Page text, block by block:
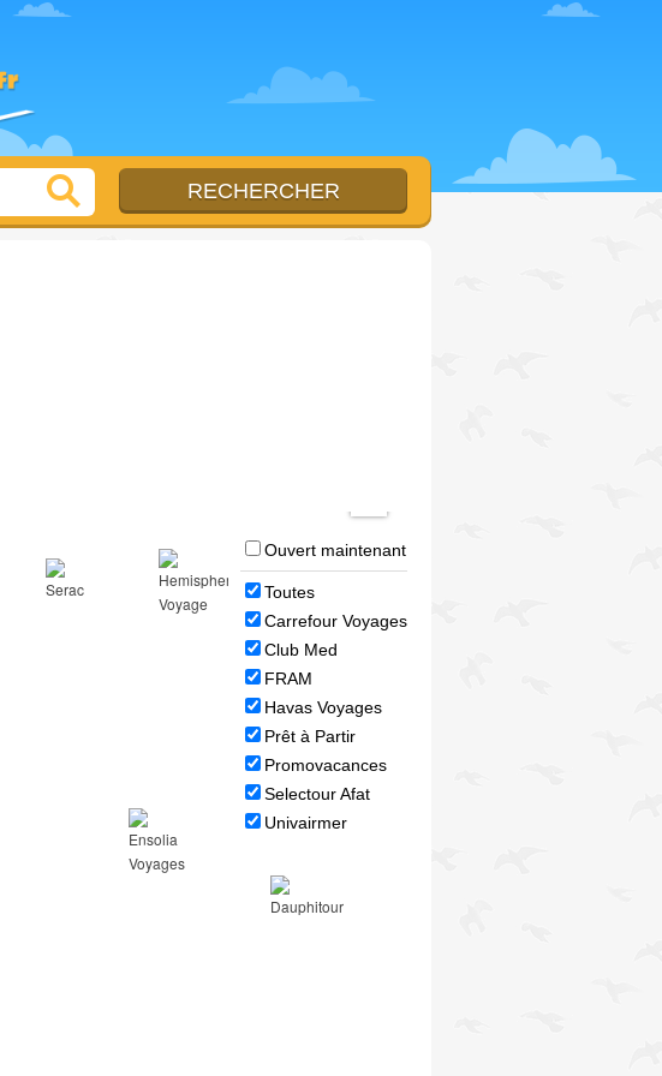
Ouvert maintenant
Toutes
Carrefour Voyages
Club Med
FRAM
Havas Voyages
Prêt à Partir
Promovacances
Selectour Afat
Univairmer